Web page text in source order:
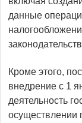
данные
Кроме этого,
внедрение с 1
деятельность
осуществлении